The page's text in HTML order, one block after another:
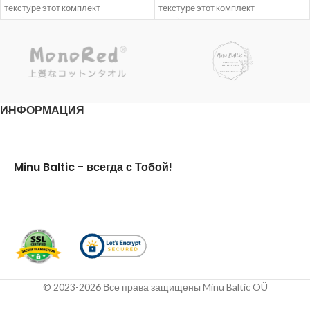
текстуре этот комплект
постельного белья придаст Вашей
эстетичность.
текстуре этот комплект
постельного белья придаст Вашей
эстетичность.
ИНФОРМАЦИЯ
Minu Baltic - всегда с Тобой!
© 2023-2026 Все права защищены Minu Baltic OÜ